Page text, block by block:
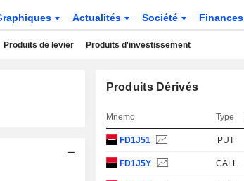
Actualités Société Finances
Produits de levier Produits d'investissement
Produits Dérivés
Mnemo Type
FD1J51 PUT
FD1J5Y CALL